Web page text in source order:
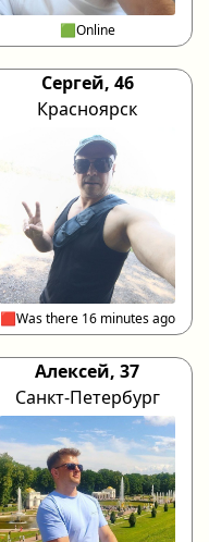
🟩Online
Сергей, 46
Красноярск
🟥Was there 16 minutes ago
Алексей, 37
Санкт-Петербург